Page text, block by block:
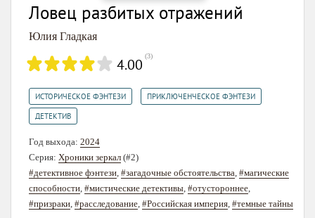
Ловец разбитых отражений
Юлия Гладкая
4.00 (3)
ИСТОРИЧЕСКОЕ ФЭНТЕЗИ ПРИКЛЮЧЕНЧЕСКОЕ ФЭНТЕЗИ
ДЕТЕКТИВ
Год выхода: 2024
Серия: Хроники зеркал (#2)
#детективное фэнтези #загадочные обстоятельства #магические
способности #мистические детективы #отустороннее
#призраки #расследование #Российская империя #темные тайны